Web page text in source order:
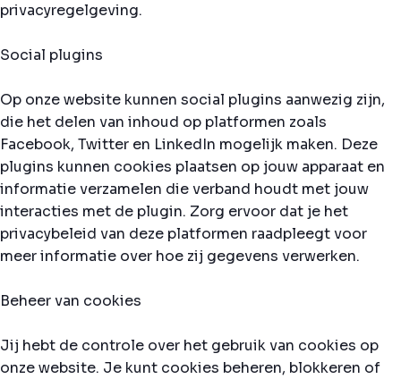
privacyregelgeving.
Social plugins
Op onze website kunnen social plugins aanwezig zijn,
die het delen van inhoud op platformen zoals
Facebook, Twitter en LinkedIn mogelijk maken. Deze
plugins kunnen cookies plaatsen op jouw apparaat en
informatie verzamelen die verband houdt met jouw
interacties met de plugin. Zorg ervoor dat je het
privacybeleid van deze platformen raadpleegt voor
meer informatie over hoe zij gegevens verwerken.
Beheer van cookies
Jij hebt de controle over het gebruik van cookies op
onze website. Je kunt cookies beheren, blokkeren of